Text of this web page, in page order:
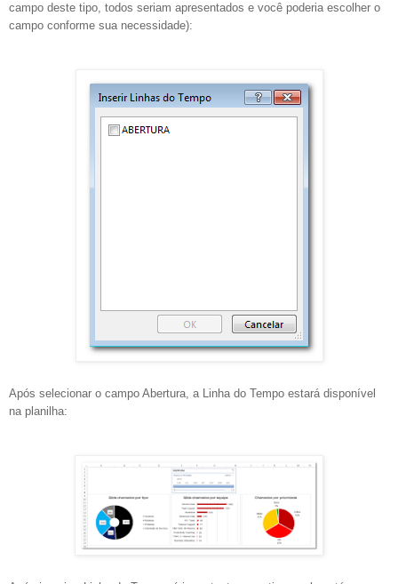
campo deste tipo, todos seriam apresentados e você poderia escolher o
campo conforme sua necessidade):
Após selecionar o campo Abertura, a Linha do Tempo estará disponível
na planilha: